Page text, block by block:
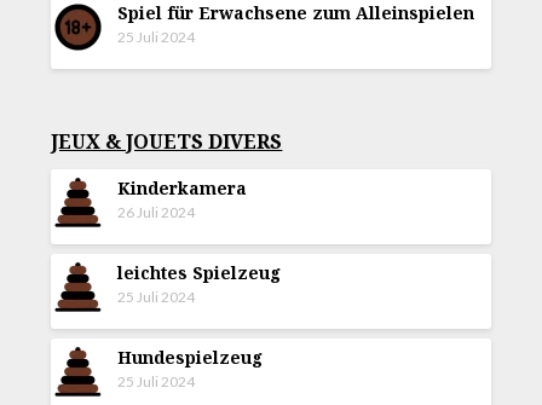
Spiel für Erwachsene zum Alleinspielen
25 Juli 2024
JEUX & JOUETS DIVERS
Kinderkamera
26 Juli 2024
leichtes Spielzeug
25 Juli 2024
Hundespielzeug
25 Juli 2024